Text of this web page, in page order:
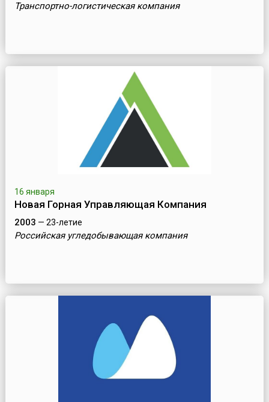
Транспортно-логистическая компания
16 января
Новая Горная Управляющая Компания
2003 — 23-летие
Российская угледобывающая компания